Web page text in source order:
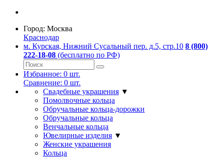
Город: Москва
Краснодар
м. Курская, Нижний Сусальный пер. д.5, стр.10 8 (800)
222-18-08 (бесплатно по РФ)
Избранное: 0 шт.
Сравнение: 0 шт.
Свадебные украшения ▼
Помолвочные кольца
Обручальные кольца-дорожки
Обручальные кольца
Венчальные кольца
Ювелирные изделия ▼
Женские украшения
Кольца